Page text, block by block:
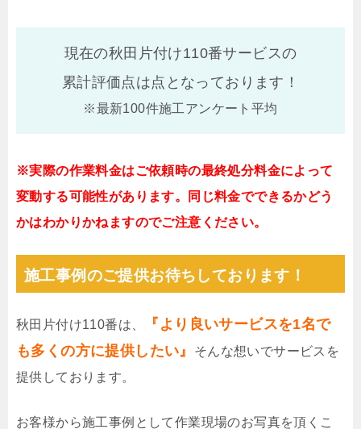
現在の秋田片付け110番サービスの
累計評価点は点となっております！
※最新100件施工アンケート平均
※実際の作業料金はご依頼時の最終処分料金によって
変動する可能性があります。同じ料金でできるかどう
かはわかりかねますのでご注意ください。
施工事例のご提供お待ちしております！
秋田片付け110番は、
『より良いサービスを1名で
も多くの方に提供したい』
そんな想いでサービスを
提供しております。
お客様から施工事例として作業現場のお写真を頂くこ